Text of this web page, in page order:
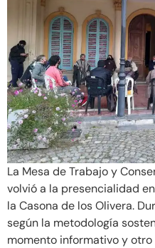
La Mesa de Trabajo y
volvió a la presencialidad
la Casona de los Olivera.
según la metodología
momento informativo y